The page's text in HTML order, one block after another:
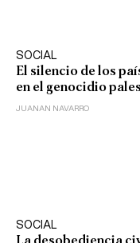
SOCIAL
El silencio de los
en el genocidio
JUANAN NAVARRO
SOCIAL
La desobediencia